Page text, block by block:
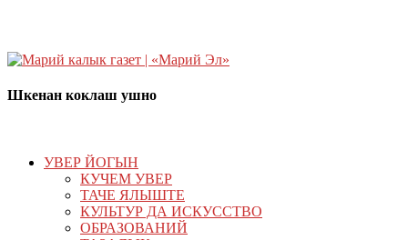
Шкенан коклаш ушно
УВЕР ЙОГЫН
КУЧЕМ УВЕР
ТАЧЕ ЯЛЫШТЕ
КУЛЬТУР ДА ИСКУССТВО
ОБРАЗОВАНИЙ